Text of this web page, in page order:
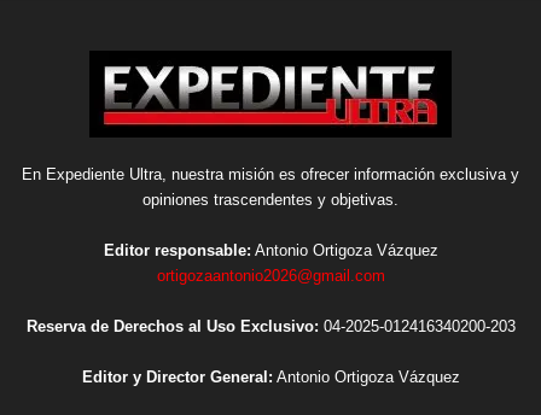
En Expediente Ultra, nuestra misión es ofrecer información exclusiva y
opiniones trascendentes y objetivas.
Editor responsable: Antonio Ortigoza Vázquez
ortigozaantonio2026@gmail.com
Reserva de Derechos al Uso Exclusivo: 04-2025-012416340200-203
Editor y Director General: Antonio Ortigoza Vázquez